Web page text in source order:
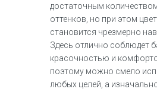
достаточным
оттенков, но при этом
становится чрезмерно
Здесь отлично соблюдет
красочностью и
поэтому можно смело
любых целей, а